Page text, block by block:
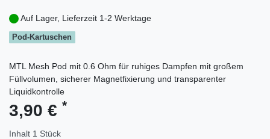
Auf Lager, Lieferzeit 1-2 Werktage
Pod-Kartuschen
MTL Mesh Pod mit 0.6 Ohm für ruhiges Dampfen mit großem
Füllvolumen, sicherer Magnetfixierung und transparenter
Liquidkontrolle
3,90 € *
Inhalt 1 Stück